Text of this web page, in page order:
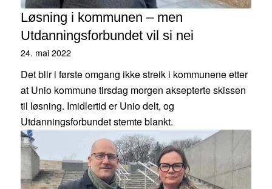
Løsning i kommunen – men
Utdanningsforbundet vil si nei
24. mai 2022
Det blir i første omgang ikke streik i kommunene etter
at Unio kommune tirsdag morgen aksepterte skissen
til løsning. Imidlertid er Unio delt, og
Utdanningsforbundet stemte blankt.